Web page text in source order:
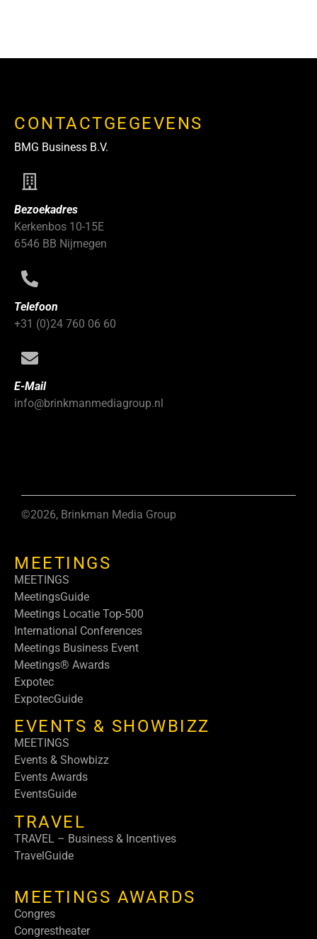
CONTACTGEGEVENS
BMG Business B.V.
Bezoekadres
Kerkenbos 10-15E
6546 BB Nijmegen
Telefoon
+31 (0)24 760 06 60
E-Mail
info@brinkmanmediagroup.nl
©2026, Brinkman Media Group
MEETINGS
MEETINGS
MeetingsGuide
Meetings Locatie Top-500
International Conferences
Meetings Business Event
Meetings® Awards
Expotec
ExpotecGuide
EVENTS & SHOWBIZZ
MEETINGS
Events & Showbizz
Events Awards
EventsGuide
TRAVEL
TRAVEL – Business & Incentives
TravelGuide
MEETINGS AWARDS
Congres
Congrestheater